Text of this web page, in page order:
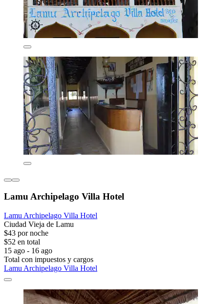
Lamu Archipelago Villa Hotel
Lamu Archipelago Villa Hotel
Ciudad Vieja de Lamu
$43 por noche
$52 en total
15 ago - 16 ago
Total con impuestos y cargos
Lamu Archipelago Villa Hotel